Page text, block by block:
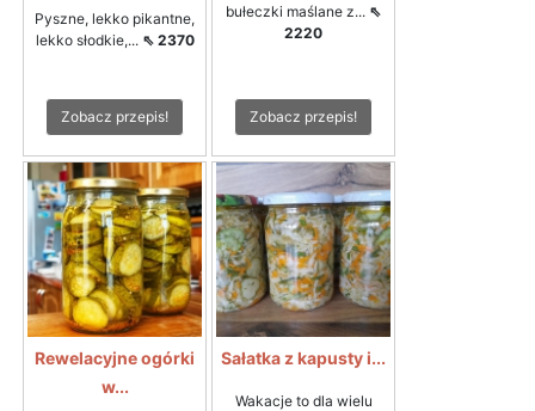
Pyszne, lekko pikantne,
lekko słodkie,... ⇖ 2370
Zobacz przepis!
bułeczki maślane z... ⇖
2220
Zobacz przepis!
Rewelacyjne ogórki
w...
Sałatka z kapusty i...
Wakacje to dla wielu